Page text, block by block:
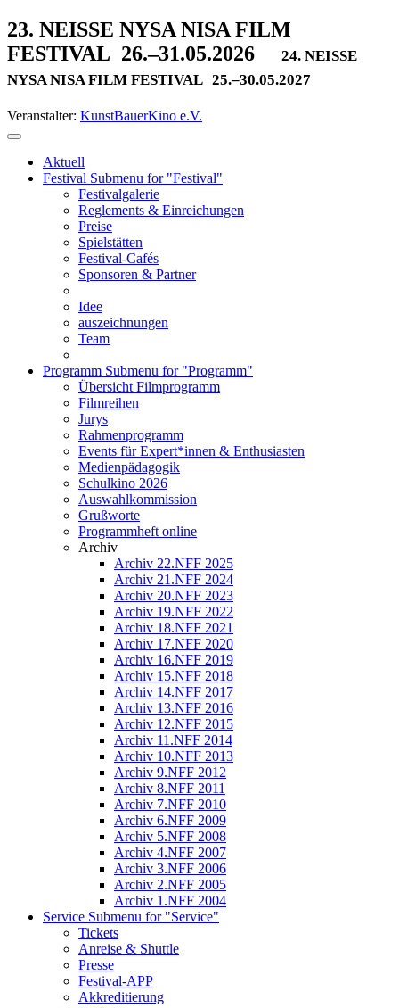
23. NEISSE NYSA NISA FILM
FESTIVAL 26.–31.05.2026
24. NEISSE
NYSA NISA FILM FESTIVAL 25.–30.05.2027
Veranstalter: KunstBauerKino e.V.
Aktuell
Festival Submenu for "Festival"
Festivalgalerie
Reglements & Einreichungen
Preise
Spielstätten
Festival-Cafés
Sponsoren & Partner
Idee
auszeichnungen
Team
Programm Submenu for "Programm"
Übersicht Filmprogramm
Filmreihen
Jurys
Rahmenprogramm
Events für Expert*innen & Enthusiasten
Medienpädagogik
Schulkino 2026
Auswahlkommission
Grußworte
Programmheft online
Archiv
Archiv 22.NFF 2025
Archiv 21.NFF 2024
Archiv 20.NFF 2023
Archiv 19.NFF 2022
Archiv 18.NFF 2021
Archiv 17.NFF 2020
Archiv 16.NFF 2019
Archiv 15.NFF 2018
Archiv 14.NFF 2017
Archiv 13.NFF 2016
Archiv 12.NFF 2015
Archiv 11.NFF 2014
Archiv 10.NFF 2013
Archiv 9.NFF 2012
Archiv 8.NFF 2011
Archiv 7.NFF 2010
Archiv 6.NFF 2009
Archiv 5.NFF 2008
Archiv 4.NFF 2007
Archiv 3.NFF 2006
Archiv 2.NFF 2005
Archiv 1.NFF 2004
Service Submenu for "Service"
Tickets
Anreise & Shuttle
Presse
Festival-APP
Akkreditierung